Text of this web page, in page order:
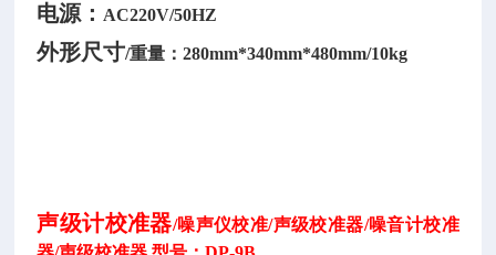
电源： AC220V/50HZ
外形尺寸/重量：280mm*340mm*480mm/10kg
声级计校准器/噪声仪校准/声级校准器/噪音计校准